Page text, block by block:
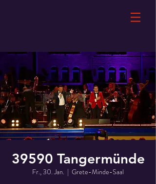
39590 Tangermünde
Fr., 30. Jan.
  |
Grete-Minde-Saal